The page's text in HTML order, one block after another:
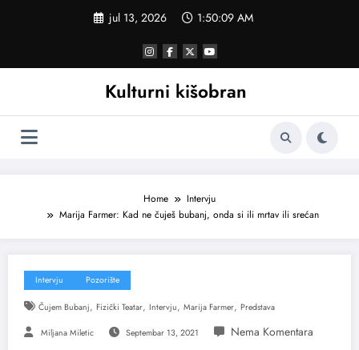
jul 13, 2026 1:50:10 AM
Kulturni kišobran
Home
Intervju
Marija Farmer: Kad ne čuješ bubanj, onda si ili mrtav ili srećan
Intervju Pozorište
Čujem Bubanj, Fizički Teatar, Intervju, Marija Farmer, Predstava
Miljana Miletic Septembar 13, 2021